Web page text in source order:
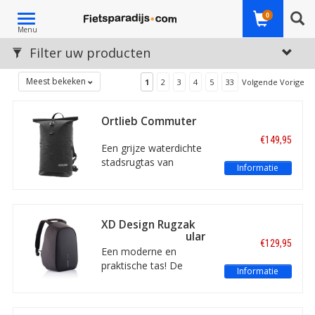
Toggle
navigation
Menu
0
Filter uw producten
Meest bekeken 1 2 3 4 5 33 Volgende Vorige
Ortlieb Commuter
Pepper 21L
Een grijze waterdichte
stadsrugtas van
gevoerd vak voor een
laptop en een
afneembare borst- en
heupriem.
€149,95
Informatie
XD Design Rugzak
Bobby Hero Regular
18L Zwart
Een moderne en
praktische tas! De
€129,95
Informatie